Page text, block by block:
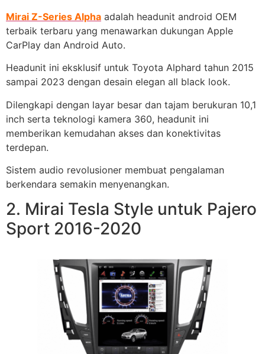
Mirai Z-Series Alpha adalah headunit android OEM
terbaik terbaru yang menawarkan dukungan Apple
CarPlay dan Android Auto.
Headunit ini eksklusif untuk Toyota Alphard tahun 2015
sampai 2023 dengan desain elegan all black look.
Dilengkapi dengan layar besar dan tajam berukuran 10,1
inch serta teknologi kamera 360, headunit ini
memberikan kemudahan akses dan konektivitas
terdepan.
Sistem audio revolusioner membuat pengalaman
berkendara semakin menyenangkan.
2. Mirai Tesla Style untuk Pajero
Sport 2016-2020